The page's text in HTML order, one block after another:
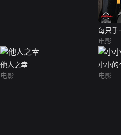
每只手
电影
他人之幸
电影
小小的
电影